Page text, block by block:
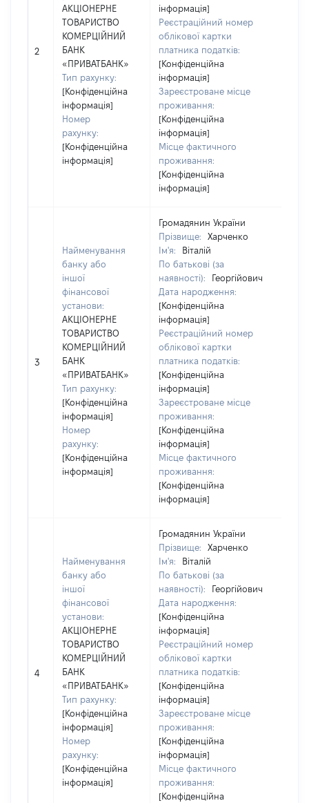
2
АКЦІОНЕРНЕ
ТОВАРИСТВО
КОМЕРЦІЙНИЙ
БАНК
«ПРИВАТБАНК»
Тип рахунку:
[Конфіденційна
інформація]
Номер
рахунку:
[Конфіденційна
інформація]
інформація]
Реєстраційний номер
облікової картки
платника податків:
[Конфіденційна
інформація]
Зареєстроване місце
проживання:
[Конфіденційна
інформація]
Місце фактичного
проживання:
[Конфіденційна
інформація]
3
Найменування
банку або
іншої
фінансової
установи:
АКЦІОНЕРНЕ
ТОВАРИСТВО
КОМЕРЦІЙНИЙ
БАНК
«ПРИВАТБАНК»
Тип рахунку:
[Конфіденційна
інформація]
Номер
рахунку:
[Конфіденційна
інформація]
Громадянин України
Прізвище:
Харченко
Ім'я:
Віталій
По батькові (за
наявності):
Георгійович
Дата народження:
[Конфіденційна
інформація]
Реєстраційний номер
облікової картки
платника податків:
[Конфіденційна
інформація]
Зареєстроване місце
проживання:
[Конфіденційна
інформація]
Місце фактичного
проживання:
[Конфіденційна
інформація]
4
Найменування
банку або
іншої
фінансової
установи:
АКЦІОНЕРНЕ
ТОВАРИСТВО
КОМЕРЦІЙНИЙ
БАНК
«ПРИВАТБАНК»
Тип рахунку:
[Конфіденційна
інформація]
Номер
рахунку:
[Конфіденційна
інформація]
Громадянин України
Прізвище:
Харченко
Ім'я:
Віталій
По батькові (за
наявності):
Георгійович
Дата народження:
[Конфіденційна
інформація]
Реєстраційний номер
облікової картки
платника податків:
[Конфіденційна
інформація]
Зареєстроване місце
проживання:
[Конфіденційна
інформація]
Місце фактичного
проживання:
[Конфіденційна